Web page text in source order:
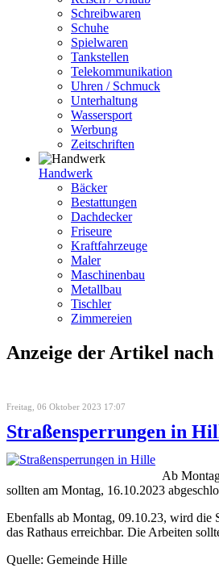
Schreibwaren
Schuhe
Spielwaren
Tankstellen
Telekommunikation
Uhren / Schmuck
Unterhaltung
Wassersport
Werbung
Zeitschriften
Handwerk
Bäcker
Bestattungen
Dachdecker
Friseure
Kraftfahrzeuge
Maler
Maschinenbau
Metallbau
Tischler
Zimmereien
Anzeige der Artikel
Freitag, 06 Oktober 2023 17:07
Straßensperrungen in
Ab
sollten am Montag, 16.10.2023
Ebenfalls ab Montag, 09.10.23, wird die
das Rathaus erreichbar. Die Arbeiten
Quelle: Gemeinde Hille